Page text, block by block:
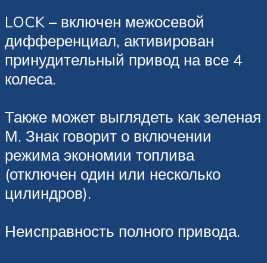
LOCK – включен межосевой
дифференциал, активирован
принудительный привод на все 4
колеса.
Также может выглядеть как зеленая
М. Знак говорит о включении
режима экономии топлива
(отключен один или несколько
цилиндров).
Неисправность полного привода.